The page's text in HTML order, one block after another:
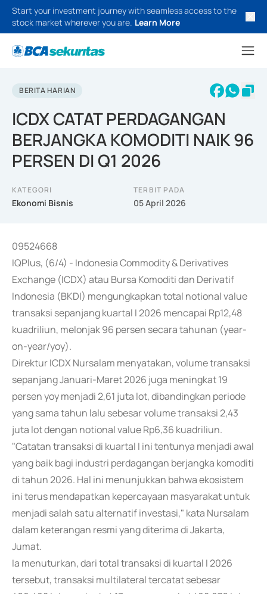
Start your investment journey with seamless access to the
stock market wherever you are. Learn More
BERITA HARIAN
ICDX CATAT PERDAGANGAN
BERJANGKA KOMODITI NAIK 96
PERSEN DI Q1 2026
KATEGORI
Ekonomi Bisnis
TERBIT PADA
05 April 2026
09524668
IQPlus, (6/4) - Indonesia Commodity & Derivatives
Exchange (ICDX) atau Bursa Komoditi dan Derivatif
Indonesia (BKDI) mengungkapkan total notional value
transaksi sepanjang kuartal I 2026 mencapai Rp12,48
kuadriliun, melonjak 96 persen secara tahunan (year-
on-year/yoy).
Direktur ICDX Nursalam menyatakan, volume transaksi
sepanjang Januari-Maret 2026 juga meningkat 19
persen yoy menjadi 2,61 juta lot, dibandingkan periode
yang sama tahun lalu sebesar volume transaksi 2,43
juta lot dengan notional value Rp6,36 kuadriliun.
"Catatan transaksi di kuartal I ini tentunya menjadi awal
yang baik bagi industri perdagangan berjangka komoditi
di tahun 2026. Hal ini menunjukkan bahwa ekosistem
ini terus mendapatkan kepercayaan masyarakat untuk
menjadi salah satu alternatif investasi," kata Nursalam
dalam keterangan resmi yang diterima di Jakarta,
Jumat.
Ia menuturkan, dari total transaksi di kuartal I 2026
tersebut, transaksi multilateral tercatat sebesar